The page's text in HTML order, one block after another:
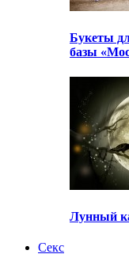
Букеты
базы
Лунный
Секс